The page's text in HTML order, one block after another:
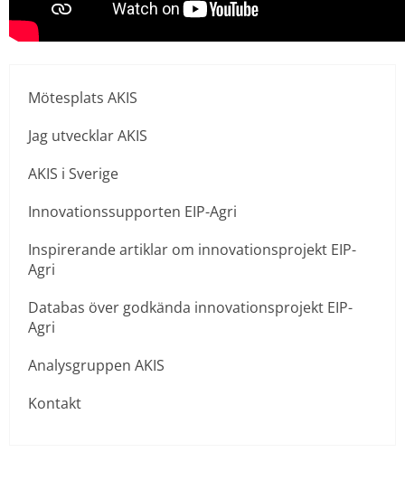
Mötesplats AKIS
Jag utvecklar AKIS
AKIS i Sverige
Innovationssupporten EIP-Agri
Inspirerande artiklar om innovationsprojekt EIP-
Agri
Databas över godkända innovationsprojekt EIP-
Agri
Analysgruppen AKIS
Kontakt